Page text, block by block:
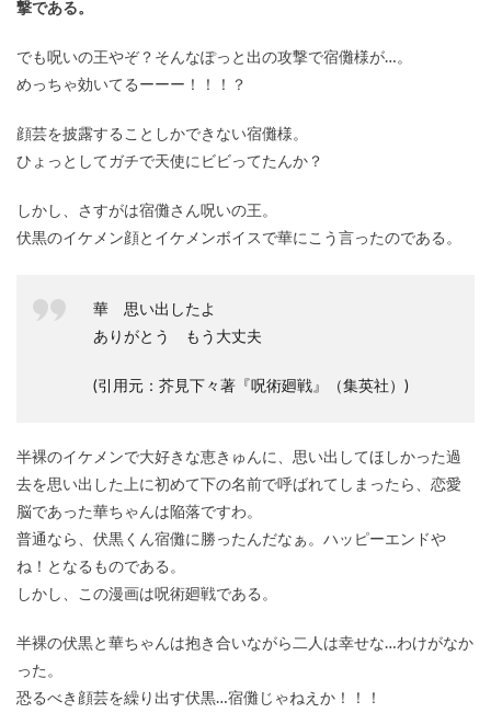
撃である。
でも呪いの王やぞ？そんなぽっと出の攻撃で宿儺様が…。
めっちゃ効いてるーーー！！！？
顔芸を披露することしかできない宿儺様。
ひょっとしてガチで天使にビビってたんか？
しかし、さすがは宿儺さん呪いの王。
伏黒のイケメン顔とイケメンボイスで華にこう言ったのである。
華 思い出したよ
ありがとう もう大丈夫
(引用元：芥見下々著『呪術廻戦』（集英社）)
半裸のイケメンで大好きな恵きゅんに、思い出してほしかった過
去を思い出した上に初めて下の名前で呼ばれてしまったら、恋愛
脳であった華ちゃんは陥落ですわ。
普通なら、伏黒くん宿儺に勝ったんだなぁ。ハッピーエンドや
ね！となるものである。
しかし、この漫画は呪術廻戦である。
半裸の伏黒と華ちゃんは抱き合いながら二人は幸せな…わけがなか
った。
恐るべき顔芸を繰り出す伏黒…宿儺じゃねえか！！！